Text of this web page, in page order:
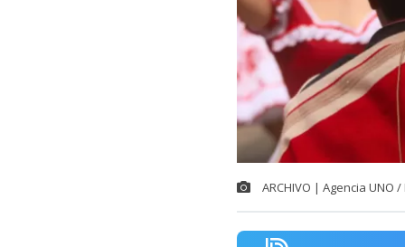
ARCHIVO | Agencia UNO /